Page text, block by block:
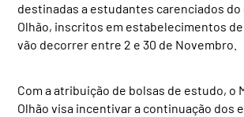
destinadas a estudantes carenciados
Olhão, inscritos em estabelecimentos
vão decorrer entre 2 e 30 de Novembro.
Com a atribuição de bolsas de estudo, o
Olhão visa incentivar a continuação dos